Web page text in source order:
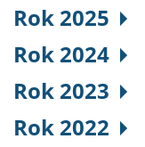
Rok 2025
Rok 2024
Rok 2023
Rok 2022